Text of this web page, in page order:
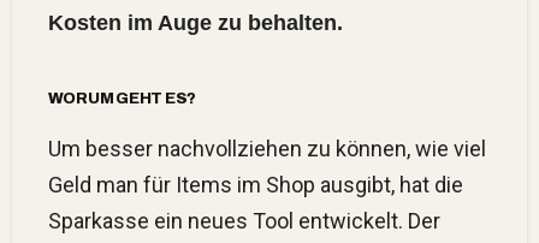
Kosten im Auge zu behalten.
WORUM GEHT ES?
Um besser nachvollziehen zu können, wie viel
Geld man für Items im Shop ausgibt, hat die
Sparkasse ein neues Tool entwickelt. Der